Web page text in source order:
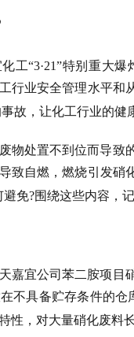
工“3·21”特别重大爆
行业安全管理水平和
故，让化工行业的健
物处置不到位而导致
致自燃，燃烧引发硝
避免?围绕这些内容，
嘉宜公司苯二胺项目
不具备贮存条件的仓
性，对大量硝化废料